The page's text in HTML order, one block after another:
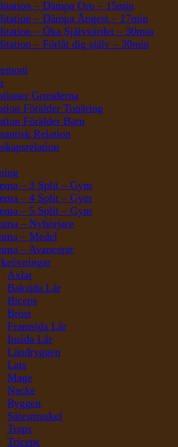
– Dämpa Oro – 15min
– Dämpa Ångest – 17min
– Öka Självvärdet – 30min
– Förlåt dig själv – 30min
Grunderna
Förälder Tonåring
Förälder Barn
Relation
– 3 Split – Gym
– 4 Split – Gym
– 5 Split – Gym
– Nybörjare
– Medel
– Avancerat
Axlar
Baksida Lår
Biceps
Bröst
Framsida Lår
Insida Lår
Ländryggen
Lats
Mage
Nacke
Ryggen
Sätesmuskel
Traps
Triceps